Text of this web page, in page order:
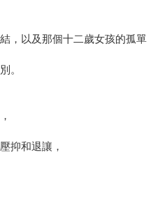
，以及那個十二歲女孩的孤單
。
抑和退讓，